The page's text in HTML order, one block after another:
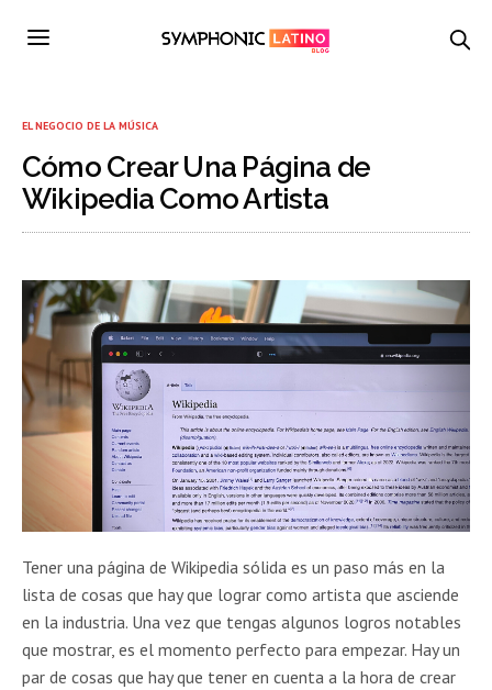
EL NEGOCIO DE LA MÚSICA
Cómo Crear Una Página de
Wikipedia Como Artista
Tener una página de Wikipedia sólida es un paso más en la
lista de cosas que hay que lograr como artista que asciende
en la industria. Una vez que tengas algunos logros notables
que mostrar, es el momento perfecto para empezar. Hay un
par de cosas que hay que tener en cuenta a la hora de crear